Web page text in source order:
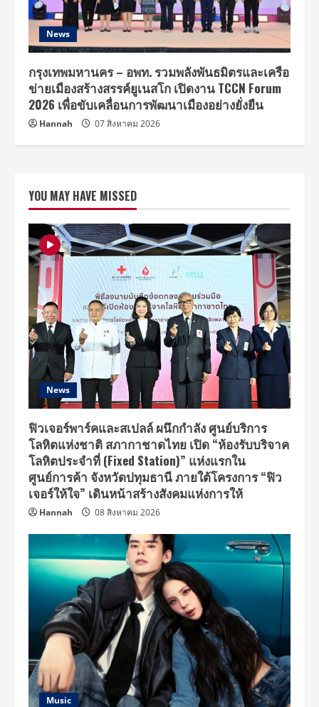
News
กรุงเทพมหานคร – อพท. รวมพลังพันธมิตรและเครือ
ข่ายเมืองสร้างสรรค์ยูเนสโก เปิดงาน TCCN Forum
2026 เพื่อขับเคลื่อนการพัฒนาเมืองอย่างยั่งยืน
Hannah 07 สิงหาคม 2026
YOU MAY HAVE MISSED
News
ฟิวเจอร์พาร์คและสเปลล์ ผนึกกำลัง ศูนย์บริการ
โลหิตแห่งชาติ สภากาชาดไทย เปิด “ห้องรับบริจาค
โลหิตประจำที่ (Fixed Station)” แห่งแรกใน
ศูนย์การค้า จังหวัดปทุมธานี ภายใต้โครงการ “ฟิว
เจอร์ให้ใจ” เดินหน้าสร้างสังคมแห่งการให้
Hannah 08 สิงหาคม 2026
Music